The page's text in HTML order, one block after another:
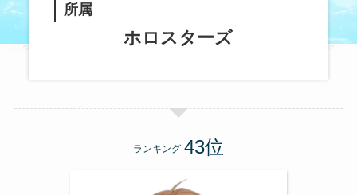
所属
ホロスターズ
ランキング